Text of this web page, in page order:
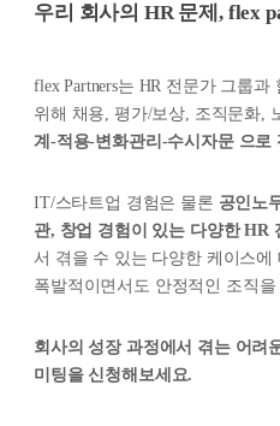
우리 회사의 HR 문제, flex
flex Partners는 HR 전문가 그룹
위해 채용, 평가/보상, 조직문화,
계-적용-변화관리-수시자문 으로
IT/스타트업 경험은 물론 공인노
관, 창업 경험이 있는 다양한 HR
서 겪을 수 있는 다양한 케이스
폭발적이면서도 안정적인 조직
회사의 성장 과정에서 겪는 어려
미팅을 신청해보세요.